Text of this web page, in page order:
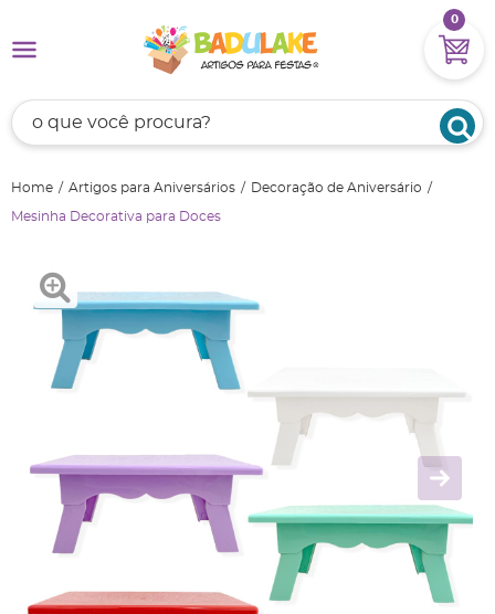
0
Home Artigos para Aniversários Decoração de Aniversário
Mesinha Decorativa para Doces